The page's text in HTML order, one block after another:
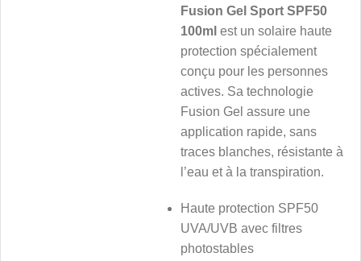
Fusion Gel Sport SPF50
100ml est un solaire haute
protection spécialement
conçu pour les personnes
actives. Sa technologie
Fusion Gel assure une
application rapide, sans
traces blanches, résistante à
l’eau et à la transpiration.
Haute protection SPF50
UVA/UVB avec filtres
photostables